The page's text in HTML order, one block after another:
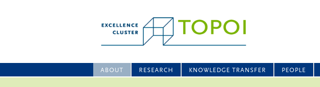
ABOUT RESEARCH KNOWLEDGE TRANSFER PEOPLE